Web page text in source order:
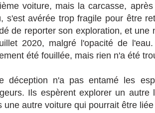
voiture, mais la carcasse,
s'est avérée trop fragile pour être
de reporter son exploration, et une
2020, malgré l'opacité de
été fouillée, mais rien n'a été
déception n'a pas entamé les
Ils espèrent explorer un
une autre voiture qui pourrait être